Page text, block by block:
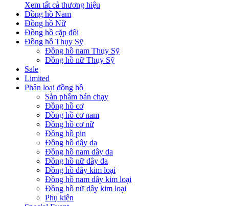
Xem tất cả thương hiệu
Đồng hồ Nam
Đồng hồ Nữ
Đồng hồ cặp đôi
Đồng hồ Thụy Sỹ
Đồng hồ nam Thụy Sỹ
Đồng hồ nữ Thụy Sỹ
Sale
Limited
Phân loại đồng hồ
Sản phẩm bán chạy
Đồng hồ cơ
Đồng hồ cơ nam
Đồng hồ cơ nữ
Đồng hồ pin
Đồng hồ dây da
Đồng hồ nam dây da
Đồng hồ nữ dây da
Đồng hồ dây kim loại
Đồng hồ nam dây kim loại
Đồng hồ nữ dây kim loại
Phụ kiện